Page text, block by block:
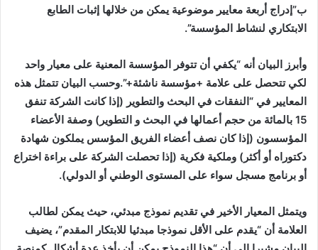
ب”إدراج أربعة معايير موضوعية يمكن من خلالها إثبات الطابع
الابتكاري لنشاط المؤسسة”.
وأبرز البيان أنه “يكفي أن تتوفر المؤسسة المعنية على معيار واحد
لكي تتحصل على علامة +مؤسسة ناشئة+”.وحسب البيان تتمثل هذه
المعايير في “النفقات في البحث والتطوير (إذا كانت الشركة تنفق
15 بالمائة من حجم أعمالها في البحث و التطوير) وصفة الأعضاء
المؤسسون (إذا كان نصف أعضاء الفريق المؤسس يملكون شهادة
دكتوراه أو أكثر) وملكية فكرية (إذا تحصلت الشركة على براءة اختراع
أو برنامج مسجل سواء على المستوى الوطني أو الدولي).
ويتمثل المعيار الأخير في تقديم نموذج مبدئي، حيث يمكن لطالب
العلامة أن “يقدم على الأقل نموذجا مبدئيا للابتكار المقدم”، يضيف